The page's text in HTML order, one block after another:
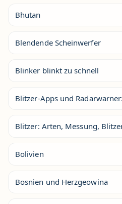
Bhutan
Blendende Scheinwerfer
Blinker blinkt zu schnell
Blitzer-Apps und
Blitzer: Arten, Messung,
Bolivien
Bosnien und Herzgeowina